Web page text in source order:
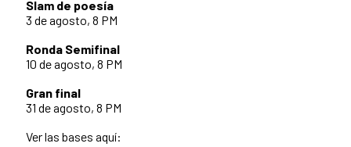
Slam de poesía
3 de agosto, 8 PM
Ronda Semifinal
10 de agosto, 8 PM
Gran final
31 de agosto, 8 PM
Ver las bases aquí: